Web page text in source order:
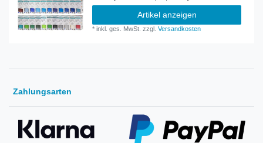
Artikel anzeigen
*inkl. ges. MwSt. zzgl.Versandkosten
Zahlungsarten